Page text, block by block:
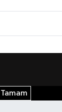
Tamam